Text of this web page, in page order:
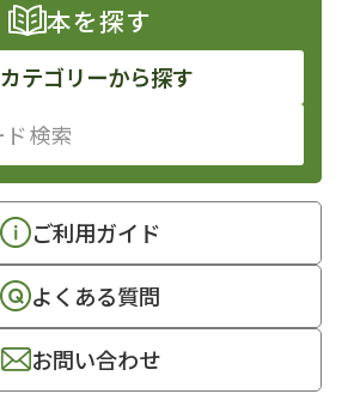
本を探す
カテゴリーから探す
ご利用ガイド
よくある質問
お問い合わせ